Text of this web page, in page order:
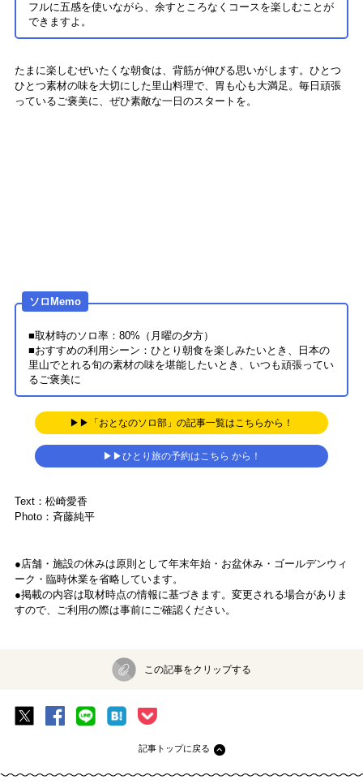
フルに五感を使いながら、余すところなくコースを楽しむことが
できますよ。
たまに楽しむぜいたくな朝食は、背筋が伸びる思いがします。ひとつ
ひとつ素材の味を大切にした里山料理で、胃も心も大満足。毎日頑張
っているご褒美に、ぜひ素敵な一日のスタートを。
ソロMemo
■取材時のソロ率：80%（月曜の夕方）
■おすすめの利用シーン：ひとり朝食を楽しみたいとき、日本の
里山でとれる旬の素材の味を堪能したいとき、いつも頑張ってい
るご褒美に
▶▶「おとなのソロ部」の記事一覧はこちらから！
▶▶ひとり旅の予約はこちら から！
Text：松崎愛香
Photo：斉藤純平
●店舗・施設の休みは原則として年末年始・お盆休み・ゴールデンウィ
ーク・臨時休業を省略しています。
●掲載の内容は取材時点の情報に基づきます。変更される場合がありま
すので、ご利用の際は事前にご確認ください。
この記事をクリップする
記事トップに戻る